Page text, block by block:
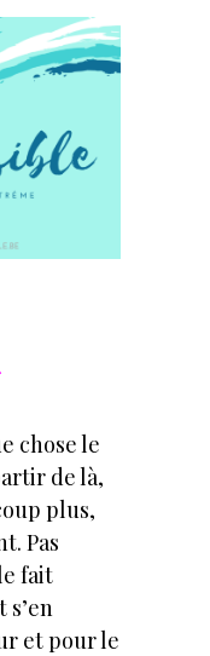
chose le
de là,
plus,
Pas
fait
s’en
et pour le